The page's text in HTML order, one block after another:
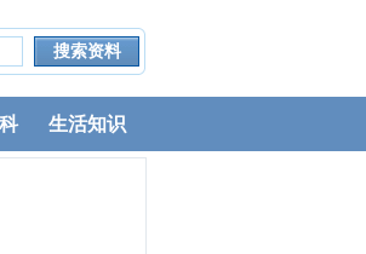
生活知识